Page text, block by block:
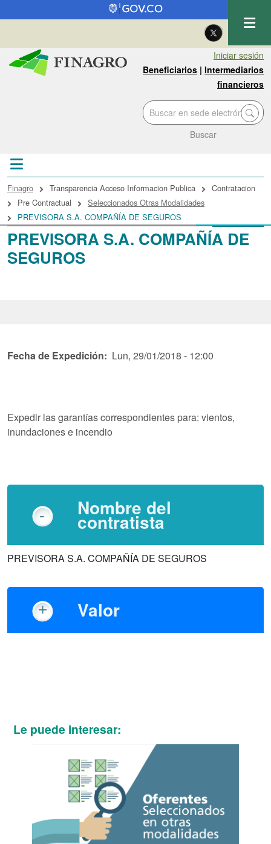
Pasar al contenido principal
| Eng
Iniciar sesión
Beneficiarios | Intermediarios
financieros
Buscar
PREVISORA S.A. COMPAÑÍA DE
SEGUROS
enlaces de ayuda a la
Finagro Transparencia Acceso Informacion Publica
Contratacion
Pre Contractual
Seleccionados Otras Modalidades
PREVISORA S.A. COMPAÑÍA DE SEGUROS
Fecha de Expedición Lun, 29/01/2018 - 12:00
Expedir las garantías correspondientes para: vientos,
inundaciones e incendio
Nombre del
contratista
PREVISORA S.A. COMPAÑÍA DE SEGUROS
Valor
Le puede interesar: